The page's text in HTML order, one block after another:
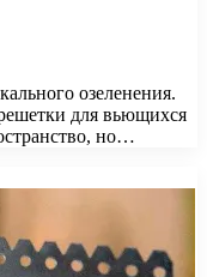
озеленения.
для вьющихся
но…